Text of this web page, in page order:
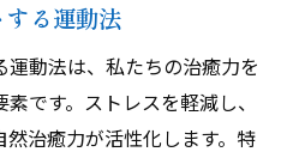
る運動法
動法は、私たちの治癒力を
です。ストレスを軽減し、
治癒力が活性化します。特